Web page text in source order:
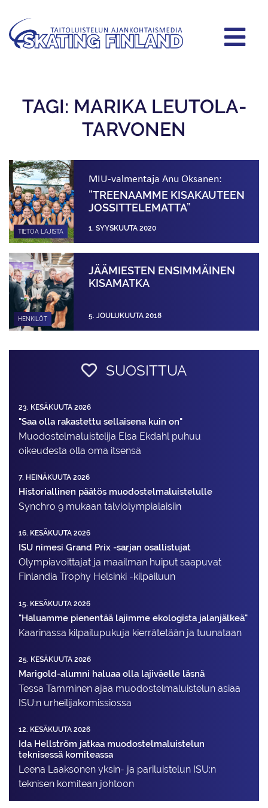
TAGI: MARIKA LEUTOLA-
TARVONEN
TIETOA LAJISTA
MIU-valmentaja Anu Oksanen:
”TREENAAMME KISAKAUTEEN
JOSSITTELE­MATTA”
1. SYYSKUUTA 2020
HENKILÖT
JÄÄMIESTEN ENSIMMÄINEN
KISAMATKA
5. JOULUKUUTA 2018
SUOSITTUA
23. KESÄKUUTA 2026
"Saa olla rakastettu sellaisena kuin on"
Muodostelma­luistelija Elsa Ekdahl puhuu
oikeudesta olla oma itsensä
7. HEINÄKUUTA 2026
Historiallinen päätös muodostelmaluistelulle
Synchro 9 mukaan talviolympialaisiin
16. KESÄKUUTA 2026
ISU nimesi Grand Prix -sarjan osallistujat
Olympiavoittajat ja maailman huiput saapuvat
Finlandia Trophy Helsinki -kilpailuun
15. KESÄKUUTA 2026
"Haluamme pienentää lajimme ekologista jalanjälkeä"
Kaarinassa kilpailupukuja kierrätetään ja tuunataan
25. KESÄKUUTA 2026
Marigold-alumni haluaa olla lajiväelle läsnä
Tessa Tamminen ajaa muodostelma­luistelun asiaa
ISU:n urheilija­komissiossa
12. KESÄKUUTA 2026
Ida Hellström jatkaa muodostelmaluistelun
teknisessä komiteassa
Leena Laaksonen yksin- ja pariluistelun ISU:n
teknisen komitean johtoon